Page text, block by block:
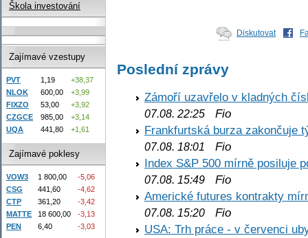
Diskutovat
Poslední zprávy
Zámoří uzavřelo v kladných
07.08. 22:25 Fio
Frankfurtská burza zakončuje
07.08. 18:01
Fio
Index S&P 500 mírně posiluje
07.08. 15:49 Fio
Americké futures kontrakty
07.08. 15:20 Fio
USA: Trh práce - v červenci
Škola investování
Zajímavé vzestupy
PVT 1,19
+38,37
NLOK
600,00
+3,99
FIXZO
53,00
+3,92
CZGCE
985,00
+3,14
UQA
441,80 +1,61
Zajímavé poklesy
VOW3 1 800,00
-5,06
CSG
441,60
-4,62
CTP
361,20
-3,42
MATTE
18 600,00
-3,13
PEN
6,40 -3,03